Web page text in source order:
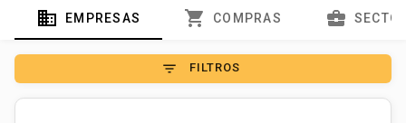
domain EMPRESAS shopping_cart COMPRAS business_center
filter_list FILTROS